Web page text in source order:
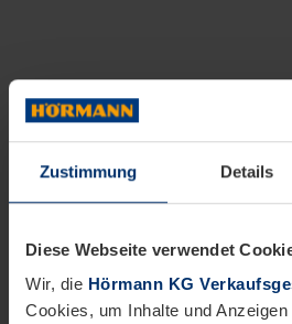
Zustimmung Details
Diese Webseite verwendet
Wir, die Hörmann KG
Cookies, um Inhalte und